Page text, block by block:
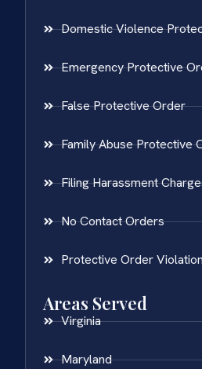
Domestic Violence
Emergency Protective
False Protective Order
Family Abuse Protective
Filing Harassment
No Contact Orders
Protective Order Violation
Areas Served
Virginia
Maryland